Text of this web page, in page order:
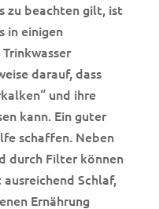
zu beachten gilt, ist
in einigen
darauf, dass
und ihre
kann. Ein guter
schaffen. Neben
durch Filter können
Schlaf,
Ernährung